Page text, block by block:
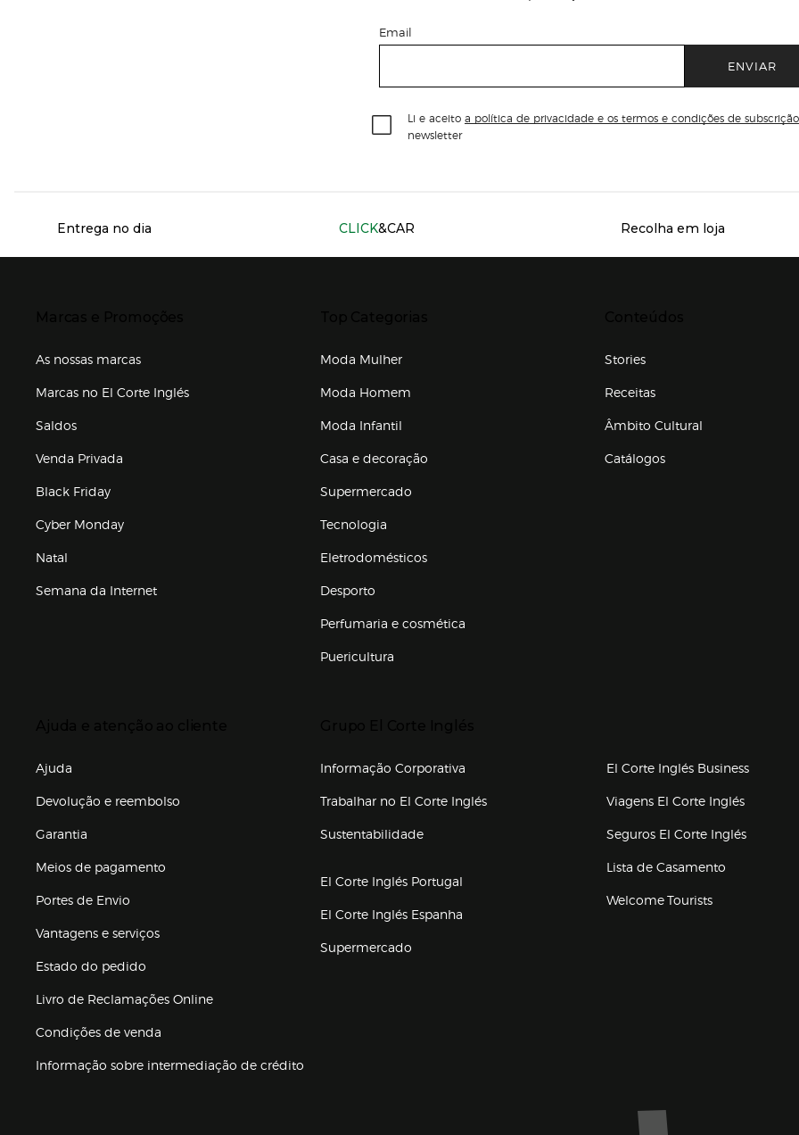
Email
ENVIAR
Li e aceito a política de privacidade e os termos e condições de subscrição
newsletter
Servicios destacados
Entrega no dia CLICK&CAR Recolha em loja
As nossas marcas
Marcas no El Corte Inglés
Saldos
Venda Privada
Black Friday
Cyber Monday
Natal
Semana da Internet
Moda Mulher
Moda Homem
Moda Infantil
Casa e decoração
Supermercado
Tecnologia
Eletrodomésticos
Desporto
Perfumaria e cosmética
Puericultura
Stories
Receitas
Âmbito Cultural
Catálogos
Ajuda
Devolução e reembolso
Garantia
Meios de pagamento
Portes de Envio
Vantagens e serviços
Estado do pedido
Livro de Reclamações Online
Condições de venda
Informação sobre intermediação de crédito
Informação Corporativa
Trabalhar no El Corte Inglés(abre en nueva ventana)
Sustentabilidade
El Corte Inglés Portugal
El Corte Inglés Espanha
Supermercado
El Corte Inglés Business
Viagens El Corte Inglés(abre en
Seguros El Corte Inglés(abre en
Lista de Casamento
Welcome Tourists
Marca El Corte Inglés